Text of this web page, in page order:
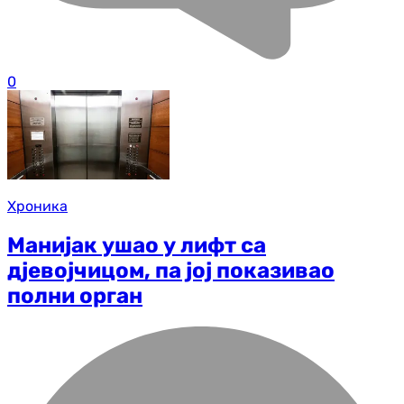
0
Хроника
Манијак ушао у лифт са
дјевојчицом, па јој показивао
полни орган